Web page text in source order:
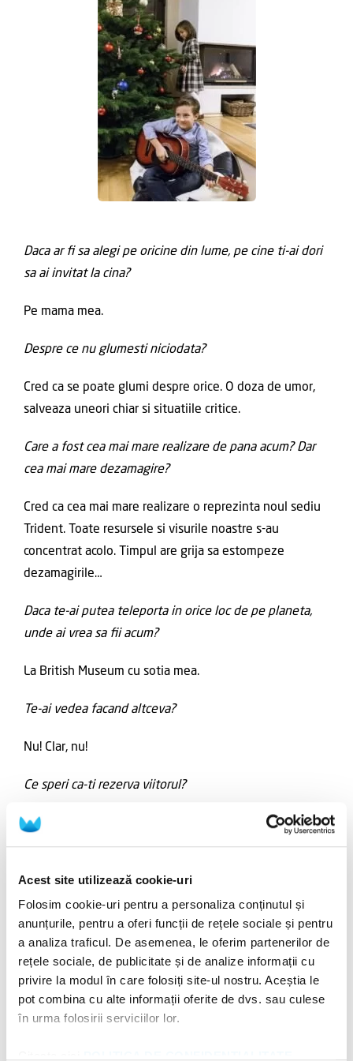
Acest site utilizează cookie-uri
Folosim cookie-uri pentru a personaliza conținutul și
anunțurile, pentru a oferi funcții de rețele sociale și pentru
a analiza traficul. De asemenea, le oferim partenerilor de
rețele sociale, de publicitate și de analize informații cu
privire la modul în care folosiți site-ul nostru. Aceștia le
pot combina cu alte informații oferite de dvs. sau culese
în urma folosirii serviciilor lor.
Daca ar fi sa alegi pe oricine din lume, pe cine ti-ai dori
sa ai invitat la cina?
Pe mama mea.
Despre ce nu glumesti niciodata?
Cred ca se poate glumi despre orice. O doza de umor,
salveaza uneori chiar si situatiile critice.
Care a fost cea mai mare realizare de pana acum? Dar
cea mai mare dezamagire?
Cred ca cea mai mare realizare o reprezinta noul sediu
Trident. Toate resursele si visurile noastre s-au
concentrat acolo. Timpul are grija sa estompeze
dezamagirile…
Daca te-ai putea teleporta in orice loc de pe planeta,
unde ai vrea sa fii acum?
La British Museum cu sotia mea.
Te-ai vedea facand altceva?
Nu! Clar, nu!
Ce speri ca-ti rezerva viitorul?
Bucurie.
Share pe:
Etichete: